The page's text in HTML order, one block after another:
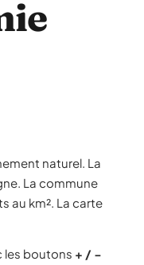
naturel. La
La commune
au km². La carte
les boutons + / −